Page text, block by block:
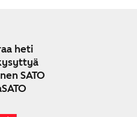
heti
SATO